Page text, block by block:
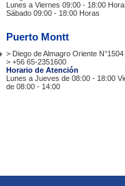
Lunes a Viernes 09:00 - 18:00
Sábado 09:00 - 18:00 Horas
Puerto Montt
> Diego de Almagro Oriente N°1504
> +56 65-2351600
Horario de Atención
Lunes a Jueves de 08:00 - 18:00
de 08:00 - 14:00